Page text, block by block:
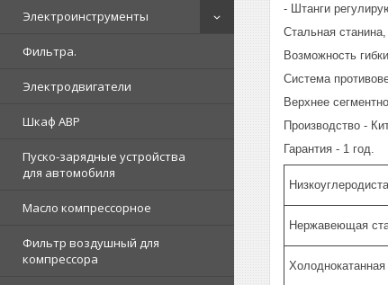
Электроинструменты
Фильтра.
Электродвигатели
Шкаф АВР
Пуско-зарядные устройства
для автомобиля
Масло компрессорное
Фильтр воздушный для
компрессора
- Штанги
Стальная
Возможность
Система
Верхнее
Производство -
Гарантия - 1 год.
Нержавеющая
Холоднокатанная